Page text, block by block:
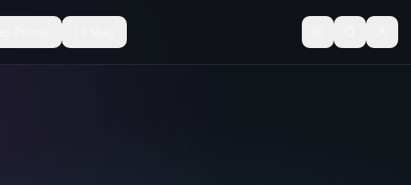
Basculer le